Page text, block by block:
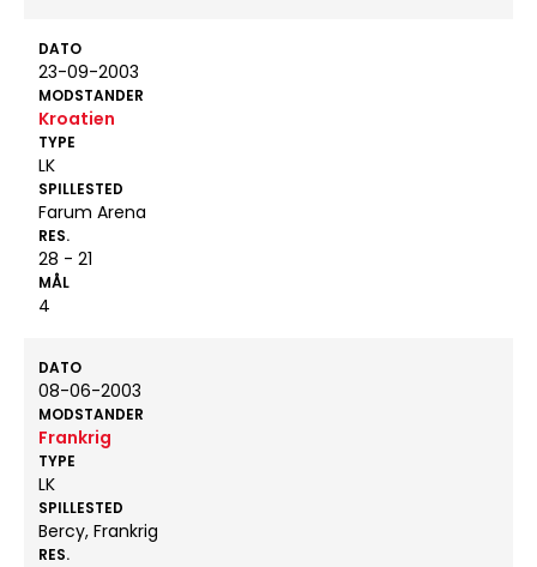
DATO
23-09-2003
MODSTANDER
Kroatien
TYPE
LK
SPILLESTED
Farum Arena
RES.
28 - 21
MÅL
4
DATO
08-06-2003
MODSTANDER
Frankrig
TYPE
LK
SPILLESTED
Bercy, Frankrig
RES.